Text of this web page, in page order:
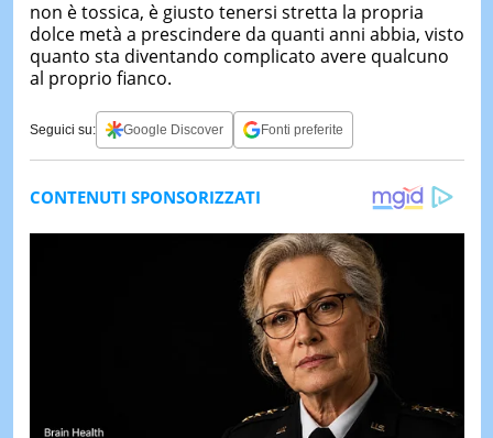
non è tossica, è giusto tenersi stretta la propria
dolce metà a prescindere da quanti anni abbia, visto
quanto sta diventando complicato avere qualcuno
al proprio fianco.
Seguici su: Google Discover Fonti preferite